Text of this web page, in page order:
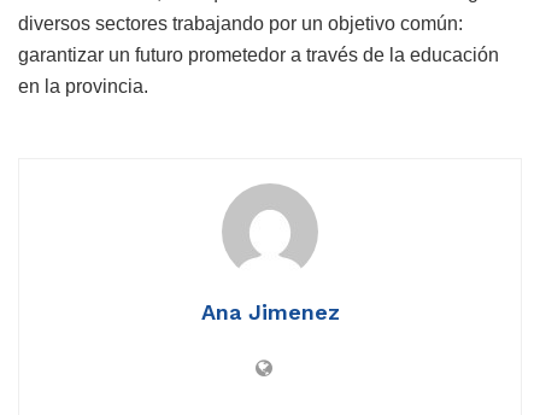
diversos sectores trabajando por un objetivo común:
garantizar un futuro prometedor a través de la educación
en la provincia.
Ana Jimenez